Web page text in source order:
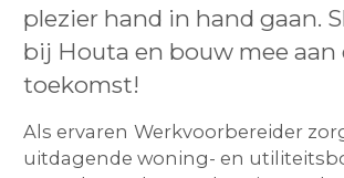
plezier hand in hand gaan.
bij Houta en bouw mee aan
toekomst!
Als ervaren Werkvoorbereider
uitdagende woning- en